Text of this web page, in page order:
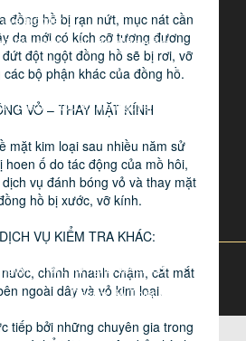
đồng hồ bị rạn nứt, mục nát cần
da mới có kích cỡ tương đương
đột ngột đồng hồ sẽ bị rơi, vỡ
bộ phận khác của đồng hồ.
cứng và chống xước của kính
bằng các vật có tính chất
dao cắt kính, kim cương… vì
kính đồng hồ.
điều chỉnh của đồng hồ sau
giảm khả năng chống thấm
đồng hồ bị rạn nứt, mục nát cần
da mới có kích cỡ tương đương
đột ngột đồng hồ sẽ bị rơi, vỡ
bộ phận khác của đồng hồ.
VỎ – THAY MẶT KÍNH
mặt kim loại sau nhiều năm sử
hoen ố do tác động của mồ hôi,
vụ đánh bóng vỏ và thay mặt
hồ bị xước, vỡ kính.
VỤ KIỂM TRA KHÁC:
chỉnh nhanh chậm, cắt mắt
ngoài dây và vỏ kim loại.
tiếp bởi những chuyên gia trong
về blogger
liệu dạng exel trên phần mềm
vào phần mềm đăng tin theo danh
mềm autopost biennguyen.net
. All rights reserved.
Design By Thiết kế web đẹp